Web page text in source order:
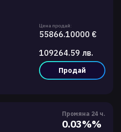
Цена продай:
55866.10000 €
109264.59 лв.
Продай
Промяна 24 ч.
0.03%%